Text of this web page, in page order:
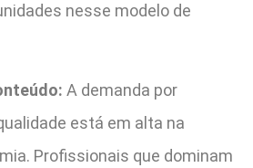
nesse modelo de
A demanda por
está em alta na
Profissionais que dominam